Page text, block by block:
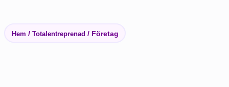
Hem / Totalentreprenad / Företag